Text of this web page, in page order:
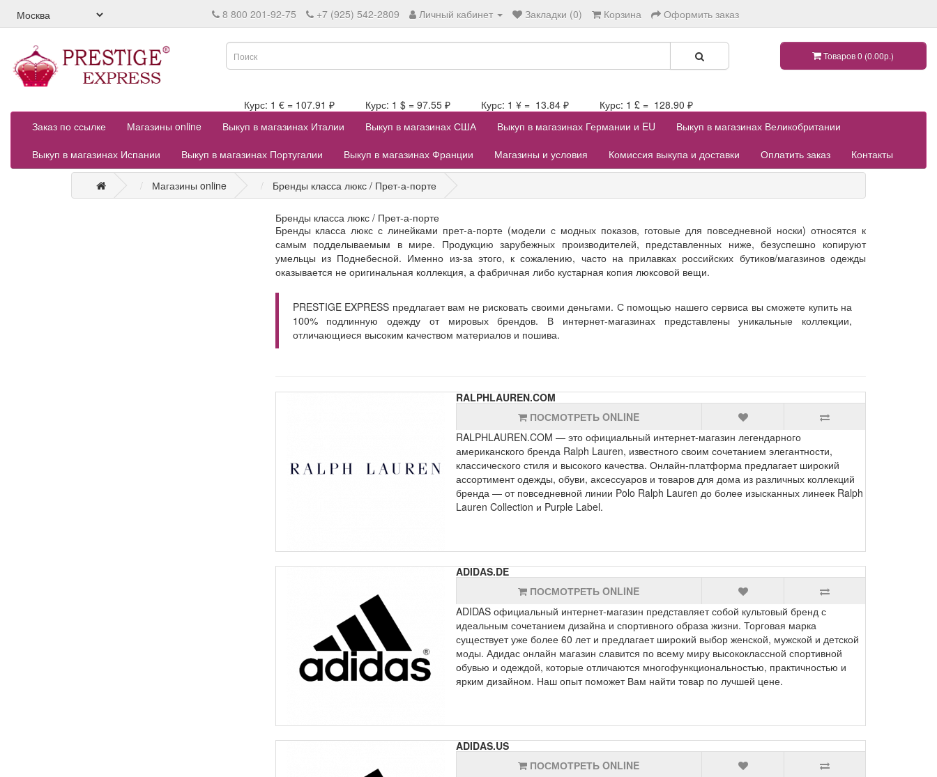
8 800 201-92-75 +7 (925) 542-2809 Личный кабинет Закладки (0) Корзина Оформить заказ
Товаров 0 (0.00р.)
Курс: 1 € = 107.91 ₽ Курс: 1 $ = 97.55 ₽ Курс: 1 ¥ = 13.84 ₽ Курс: 1 £ = 128.90 ₽
Заказ по ссылке
Магазины online Выкуп в магазинах Италии Выкуп в магазинах США Выкуп в магазинах Германии и EU
Выкуп в магазинах Великобритании
Выкуп в магазинах Испании
Выкуп в магазинах Португалии Выкуп в магазинах Франции Магазины и условия Комиссия выкупа и доставки Оплатить заказ Контакты
Магазины online Бренды класса люкс / Прет-а-порте
Бренды класса люкс / Прет-а-порте
Бренды класса люкс с линейками прет-а-порте (модели с модных показов, готовые для повседневной носки) относятся к
самым подделываемым в мире. Продукцию зарубежных производителей, представленных ниже, безуспешно копируют
умельцы из Поднебесной. Именно из-за этого, к сожалению, часто на прилавках российских бутиков/магазинов одежды
оказывается не оригинальная коллекция, а фабричная либо кустарная копия люксовой вещи.
PRESTIGE EXPRESS предлагает вам не рисковать своими деньгами. С помощью нашего сервиса вы сможете купить на
100% подлинную одежду от мировых брендов. В интернет-магазинах представлены уникальные коллекции,
отличающиеся высоким качеством материалов и пошива.
RALPHLAUREN.COM
ПОСМОТРЕТЬ ONLINE
RALPHLAUREN.COM — это официальный интернет-магазин легендарного
американского бренда Ralph Lauren, известного своим сочетанием элегантности,
классического стиля и высокого качества. Онлайн-платформа предлагает широкий
ассортимент одежды, обуви, аксессуаров и товаров для дома из различных коллекций
бренда — от повседневной линии Polo Ralph Lauren до более изысканных линеек Ralph
Lauren Collection и Purple Label.
ADIDAS.DE
ПОСМОТРЕТЬ ONLINE
ADIDAS официальный интернет-магазин представляет собой культовый бренд с
идеальным сочетанием дизайна и спортивного образа жизни. Торговая марка
существует уже более 60 лет и предлагает широкий выбор женской, мужской и детской
моды. Адидас онлайн магазин славится по всему миру высококлассной спортивной
обувью и одеждой, которые отличаются многофункциональностью, практичностью и
ярким дизайном. Наш опыт поможет Вам найти товар по лучшей цене.
ADIDAS.US
ПОСМОТРЕТЬ ONLINE